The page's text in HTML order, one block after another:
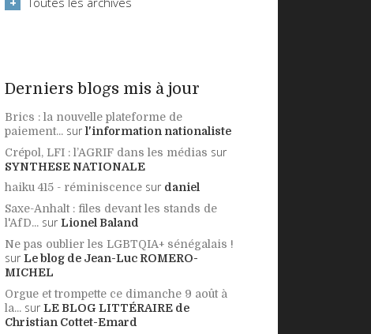
Derniers blogs mis à jour
Brics : la nouvelle plateforme de
paiement... sur l'information nationaliste
Crépol, LFI : l’AGRIF dans les médias sur
SYNTHESE NATIONALE
haiku 415 - réminiscence sur daniel
Saxe-Anhalt : files devant les stands de
l'AfD... sur Lionel Baland
Ne pas oublier les LGBTQIA+ sénégalais !
sur Le blog de Jean-Luc ROMERO-
MICHEL
Orgue et trompette ce dimanche 9 août à
la... sur LE BLOG LITTÉRAIRE de
Christian Cottet-Emard